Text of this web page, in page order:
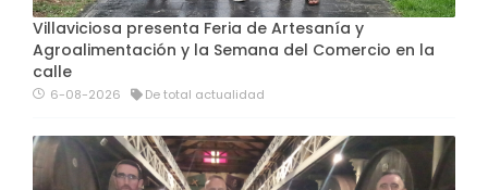
Villaviciosa presenta Feria de Artesanía y
Agroalimentación y la Semana del Comercio en la
calle
6-08-2026 De total actualidad